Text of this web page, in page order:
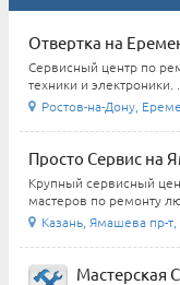
Отвертка на
Сервисный центр по
техники и электроники. ...
Ростов-на-Дону,
Просто Сервис на
Крупный сервисный
мастеров по ремонту
Казань, Ямашева пр-
Мастерская